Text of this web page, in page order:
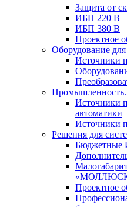
Защита от
ИБП 220 В
ИБП 380 В
Проектное
Оборудование
Источники
Промышленность.
Источники
автоматики
Источники
Решения для
Бюджетные
Проектное